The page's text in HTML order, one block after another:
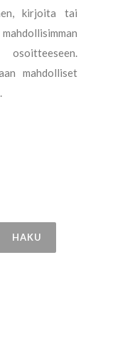
kirjoita tai
mahdolliset
HAKU